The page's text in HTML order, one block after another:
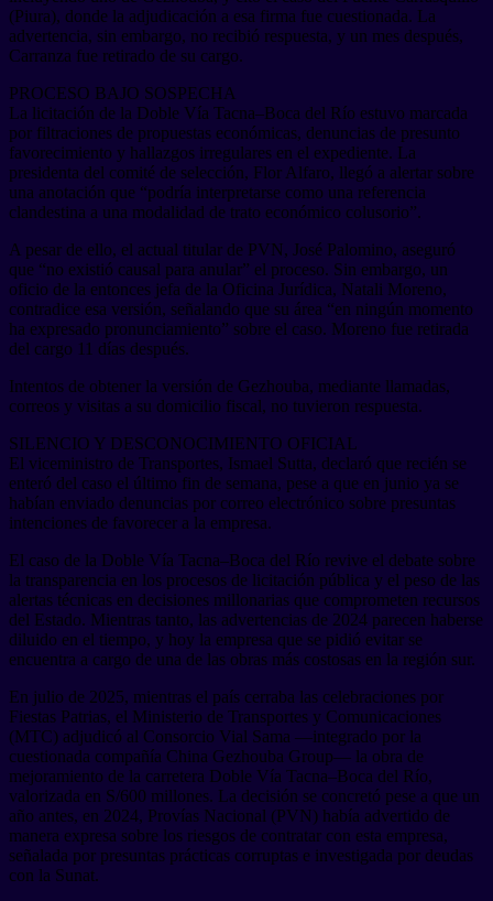
(Piura), donde la adjudicación a esa firma fue cuestionada. La
advertencia, sin embargo, no recibió respuesta, y un mes después,
Carranza fue retirado de su cargo.
PROCESO BAJO SOSPECHA
La licitación de la Doble Vía Tacna–Boca del Río estuvo marcada
por filtraciones de propuestas económicas, denuncias de presunto
favorecimiento y hallazgos irregulares en el expediente. La
presidenta del comité de selección, Flor Alfaro, llegó a alertar sobre
una anotación que “podría interpretarse como una referencia
clandestina a una modalidad de trato económico colusorio”.
A pesar de ello, el actual titular de PVN, José Palomino, aseguró
que “no existió causal para anular” el proceso. Sin embargo, un
oficio de la entonces jefa de la Oficina Jurídica, Natali Moreno,
contradice esa versión, señalando que su área “en ningún momento
ha expresado pronunciamiento” sobre el caso. Moreno fue retirada
del cargo 11 días después.
Intentos de obtener la versión de Gezhouba, mediante llamadas,
correos y visitas a su domicilio fiscal, no tuvieron respuesta.
SILENCIO Y DESCONOCIMIENTO OFICIAL
El viceministro de Transportes, Ismael Sutta, declaró que recién se
enteró del caso el último fin de semana, pese a que en junio ya se
habían enviado denuncias por correo electrónico sobre presuntas
intenciones de favorecer a la empresa.
El caso de la Doble Vía Tacna–Boca del Río revive el debate sobre
la transparencia en los procesos de licitación pública y el peso de las
alertas técnicas en decisiones millonarias que comprometen recursos
del Estado. Mientras tanto, las advertencias de 2024 parecen haberse
diluido en el tiempo, y hoy la empresa que se pidió evitar se
encuentra a cargo de una de las obras más costosas en la región sur.
En julio de 2025, mientras el país cerraba las celebraciones por
Fiestas Patrias, el Ministerio de Transportes y Comunicaciones
(MTC) adjudicó al Consorcio Vial Sama —integrado por la
cuestionada compañía China Gezhouba Group— la obra de
mejoramiento de la carretera Doble Vía Tacna–Boca del Río,
valorizada en S/600 millones. La decisión se concretó pese a que un
año antes, en 2024, Provías Nacional (PVN) había advertido de
manera expresa sobre los riesgos de contratar con esta empresa,
señalada por presuntas prácticas corruptas e investigada por deudas
con la Sunat.